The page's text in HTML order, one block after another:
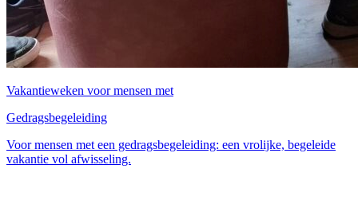
Vakantieweken voor mensen met
Gedragsbegeleiding
Voor mensen met een gedragsbegeleiding: een vrolijke, begeleide
vakantie vol afwisseling.